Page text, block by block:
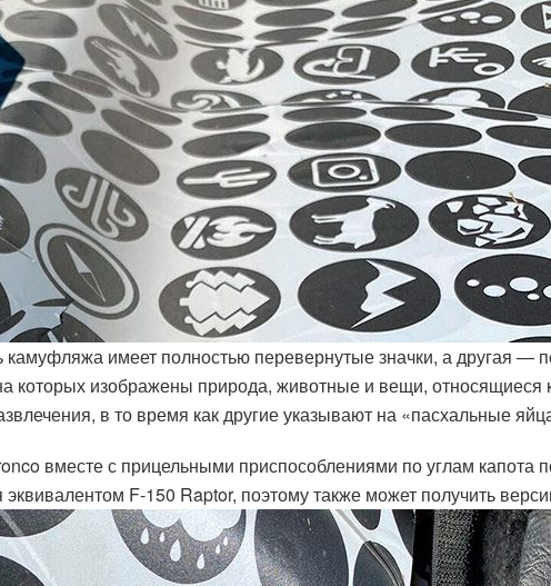
камуфляжа имеет полностью перевернутые значки, а другая —
которых изображены природа, животные и вещи, относящиеся
в то время как другие указывают на «пасхальные
вместе с прицельными приспособлениями по углам капота
F-150 Raptor, поэтому также может получить